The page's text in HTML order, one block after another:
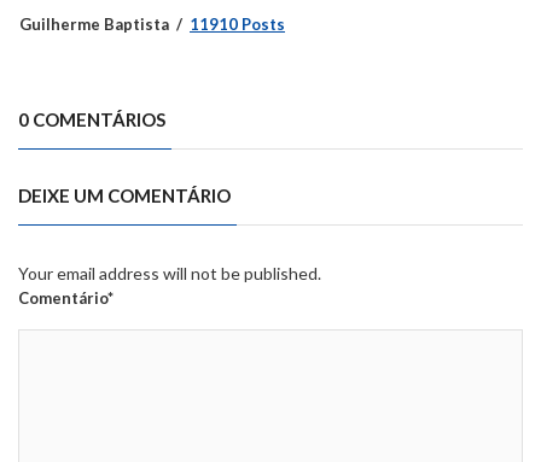
Guilherme Baptista 11910 Posts
0 COMENTÁRIOS
DEIXE UM COMENTÁRIO
Your email address will not be published.
Comentário*